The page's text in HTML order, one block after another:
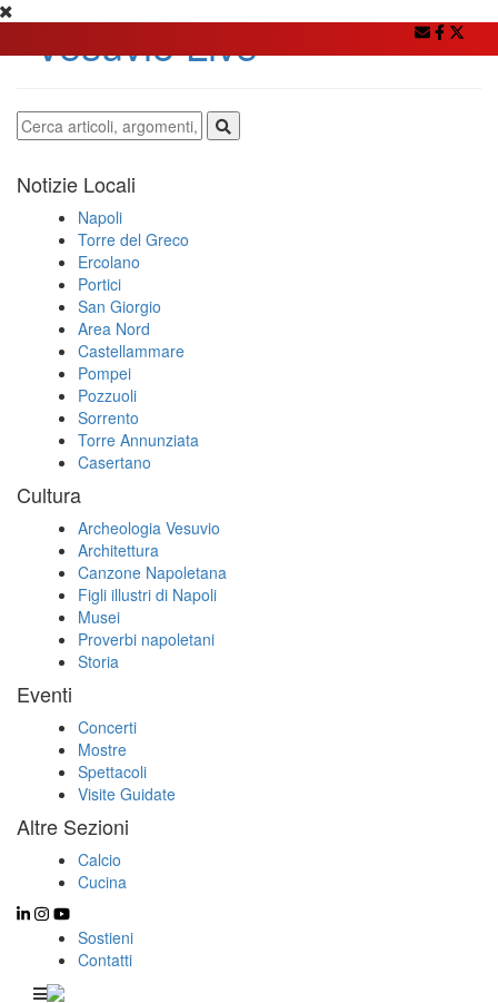
Notizie Locali
Napoli
Torre del Greco
Ercolano
Portici
San Giorgio
Area Nord
Castellammare
Pompei
Pozzuoli
Sorrento
Torre Annunziata
Casertano
Cultura
Archeologia Vesuvio
Architettura
Canzone Napoletana
Figli illustri di Napoli
Musei
Proverbi napoletani
Storia
Eventi
Concerti
Mostre
Spettacoli
Visite Guidate
Altre Sezioni
Calcio
Cucina
Sostieni
Contatti